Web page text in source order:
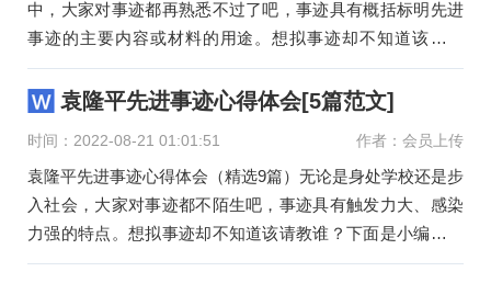
中，大家对事迹都再熟悉不过了吧，事迹具有概括标明先进
事迹的主要内容或材料的用途。想拟事迹却不知道该请教
谁？下面是小编精
袁隆平先进事迹心得体会[5篇范文]
时间：2022-08-21 01:01:51 作者：会员上传
袁隆平先进事迹心得体会（精选9篇）无论是身处学校还是步
入社会，大家对事迹都不陌生吧，事迹具有触发力大、感染
力强的特点。想拟事迹却不知道该请教谁？下面是小编收集
整理的袁隆平